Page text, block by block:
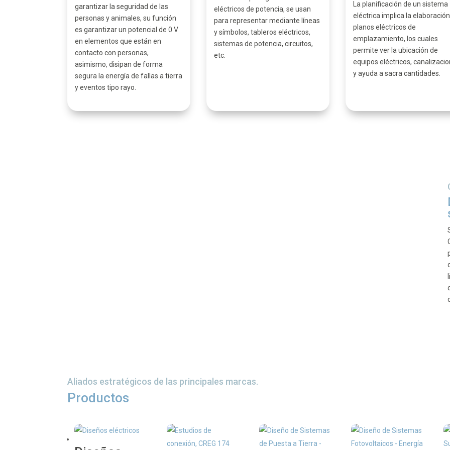
garantizar la seguridad de las
personas y animales, su función
es garantizar un potencial de 0 V
en elementos que están en
contacto con personas,
asimismo, disipan de forma
segura la energía de fallas a tierra
y eventos tipo rayo.
eléctricos de potencia, se usan
para representar mediante líneas
y símbolos, tableros eléctricos,
sistemas de potencia, circuitos,
etc.
La planificación de un sistema
eléctrica implica la
planos eléctricos de
emplazamiento, los cuales
permite ver la ubicación de
equipos eléctricos,
y ayuda a sacra cantidades.
Aliados estratégicos de las principales marcas.
Productos